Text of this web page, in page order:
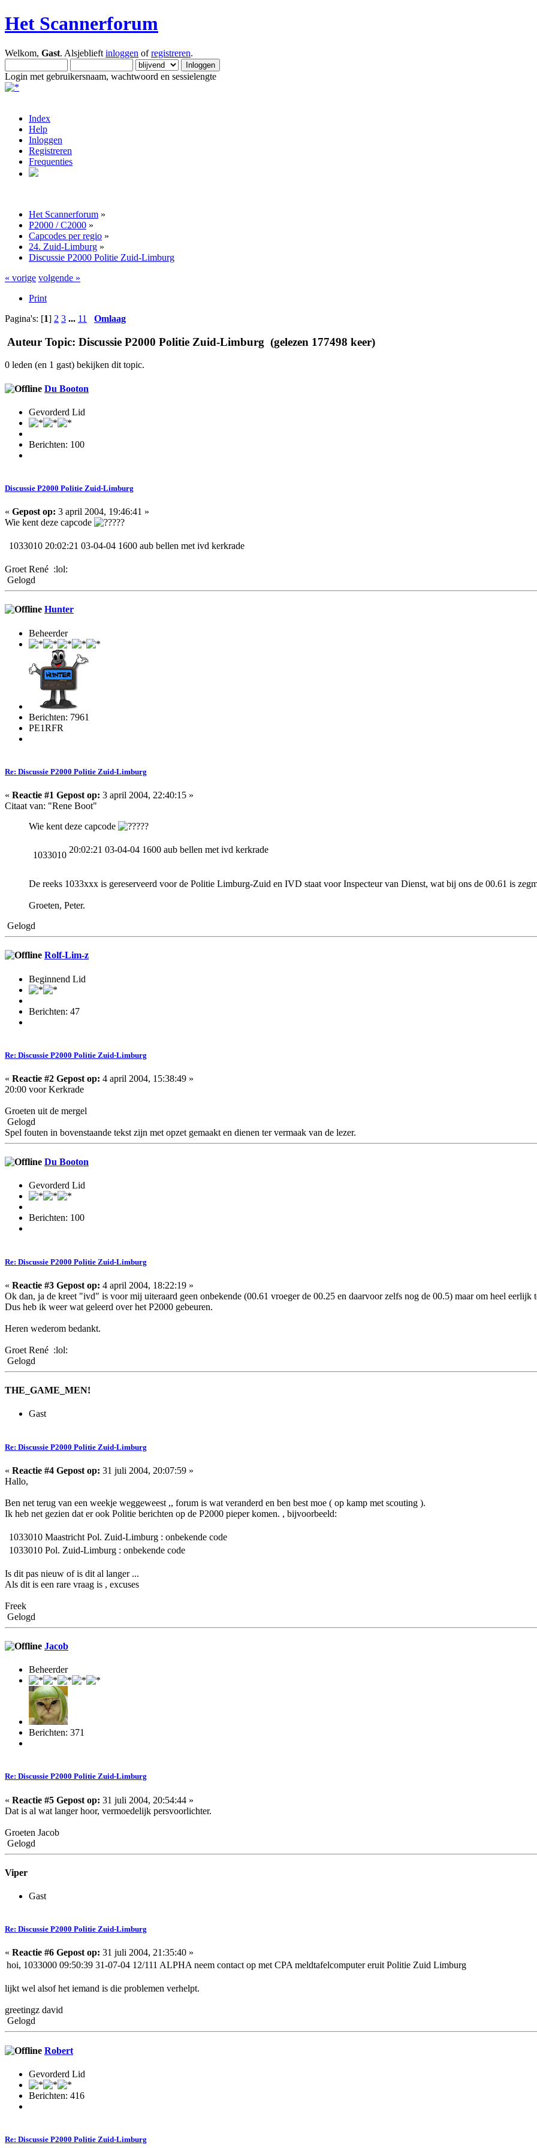
Het Scannerforum
Welkom, Gast. Alsjeblieft inloggen ofregistreren.
Login met gebruikersnaam, wachtwoord en sessielengte
Index
Help
Inloggen
Registreren
Frequenties
Het Scannerforum »
P2000 / C2000 »
Capcodes per regio »
24. Zuid-Limburg »
Discussie P2000 Politie Zuid-Limburg
« vorige volgende »
Print
Pagina's: [1] 2 3 ... 11 Omlaag
Auteur Topic: Discussie P2000 Politie Zuid-Limburg (gelezen 177498 keer)
0 leden (en 1 gast) bekijken dit topic.
Du Booton
Gevorderd Lid
Berichten: 100
Discussie P2000 Politie Zuid-Limburg
« Gepost op: 3 april 2004, 19:46:41 »
Wie kent deze capcode
??
1033010 20:02:21 03-04-04 1600 aub bellen met ivd kerkrade
Groet René :lol:
Gelogd
Hunter
Beheerder
Berichten: 7961
PE1RFR
Re: Discussie P2000 Politie Zuid-Limburg
« Reactie #1 Gepost op: 3 april 2004, 22:40:15 »
Citaat van: "Rene Boot"
Wie kent deze capcode
??
1033010
20:02:21 03-04-04 1600 aub bellen met ivd kerkrade
De reeks 1033xxx is gereserveerd voor de Politie Limburg-Zuid en IVD staat voor Inspecteur van Dienst, wat bij ons de 00.61 is
Groeten, Peter.
Gelogd
Rolf-Lim-z
Beginnend Lid
Berichten: 47
Re: Discussie P2000 Politie Zuid-Limburg
« Reactie #2 Gepost op: 4 april 2004, 15:38:49 »
20:00 voor Kerkrade
Groeten uit de mergel
Gelogd
Spel fouten in bovenstaande tekst zijn met opzet gemaakt en dienen ter vermaak van de lezer.
Du Booton
Gevorderd Lid
Berichten: 100
Re: Discussie P2000 Politie Zuid-Limburg
« Reactie #3 Gepost op: 4 april 2004, 18:22:19 »
Ok dan, ja de kreet "ivd" is voor mij uiteraard geen onbekende (00.61 vroeger de 00.25 en daarvoor zelfs nog de 00.5) maar om heel
Dus heb ik weer wat geleerd over het P2000 gebeuren.
Heren wederom bedankt.
Groet René :lol:
Gelogd
THE_GAME_MEN!
Gast
Re: Discussie P2000 Politie Zuid-Limburg
« Reactie #4 Gepost op: 31 juli 2004, 20:07:59 »
Hallo,
Ben net terug van een weekje weggeweest ,, forum is wat veranderd en ben best moe ( op kamp met scouting ).
Ik heb net gezien dat er ook Politie berichten op de P2000 pieper komen. , bijvoorbeeld:
1033010 Maastricht Pol. Zuid-Limburg : onbekende code
1033010 Pol. Zuid-Limburg : onbekende code
Is dit pas nieuw of is dit al langer ...
Als dit is een rare vraag is , excuses
Freek
Gelogd
Jacob
Beheerder
Berichten: 371
Re: Discussie P2000 Politie Zuid-Limburg
« Reactie #5 Gepost op: 31 juli 2004, 20:54:44 »
Dat is al wat langer hoor, vermoedelijk persvoorlichter.
Groeten Jacob
Gelogd
Viper
Gast
Re: Discussie P2000 Politie Zuid-Limburg
« Reactie #6 Gepost op: 31 juli 2004, 21:35:40 »
hoi, 1033000 09:50:39 31-07-04 12/111 ALPHA neem contact op met CPA meldtafelcomputer eruit Politie Zuid Limburg
lijkt wel alsof het iemand is die problemen verhelpt.
greetingz david
Gelogd
Robert
Gevorderd Lid
Berichten: 416
Re: Discussie P2000 Politie Zuid-Limburg